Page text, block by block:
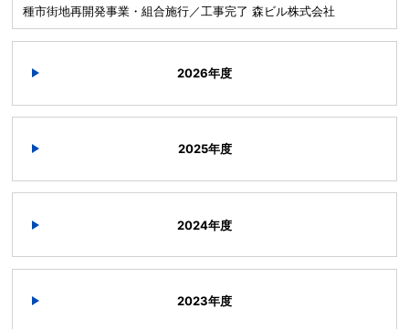
種市街地再開発事業・組合施行／工事完了 森ビル株式会社
2026年度
2025年度
2024年度
2023年度